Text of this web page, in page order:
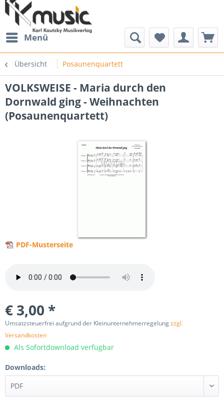
Menü
Übersicht Posaunenquartett
VOLKSWEISE - Maria durch den
Dornwald ging - Weihnachten
(Posaunenquartett)
PDF-Musterseite
€ 3,00 *
Umsatzsteuerfrei aufgrund der Kleinunternehmerregelungzzgl.
Versandkosten
Als Sofortdownload verfügbar
Downloads: